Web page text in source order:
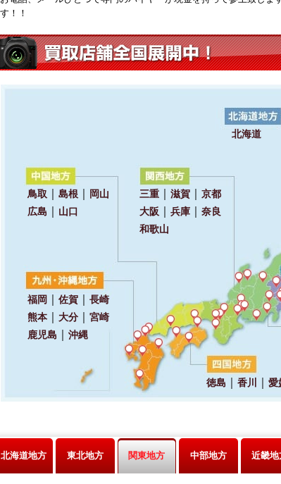
す！！
北海道地方 東北地方 関東地方 中部地方 近畿地